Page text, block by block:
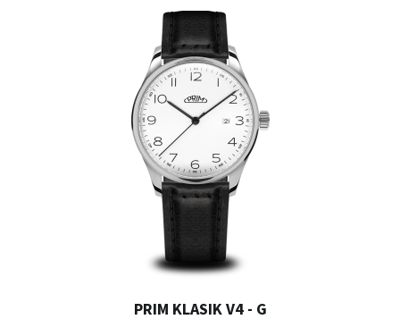
PRIM KLASIK V4 - G